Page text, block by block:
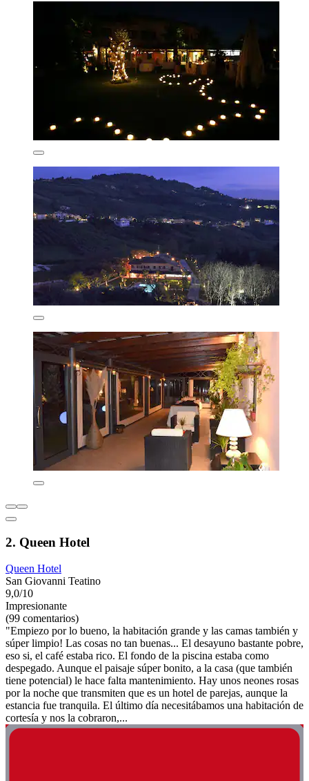
2. Queen Hotel
Queen Hotel
San Giovanni Teatino
9,0/10
Impresionante
(99 comentarios)
"Empiezo por lo bueno, la habitación grande y las camas también y
súper limpio! Las cosas no tan buenas... El desayuno bastante pobre,
eso si, el café estaba rico. El fondo de la piscina estaba como
despegado. Aunque el paisaje súper bonito, a la casa (que también
tiene potencial) le hace falta mantenimiento. Hay unos neones rosas
por la noche que transmiten que es un hotel de parejas, aunque la
estancia fue tranquila. El último día necesitábamos una habitación de
cortesía y nos la cobraron,...